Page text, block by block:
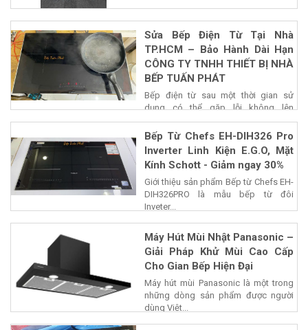
Sửa Bếp Điện Từ Tại Nhà
TP.HCM – Bảo Hành Dài Hạn
CÔNG TY TNHH THIẾT BỊ NHÀ
BẾP TUẤN PHÁT
Bếp điện từ sau một thời gian sử
dụng có thể gặp lỗi không lên
nguồn,...
Bếp Từ Chefs EH-DIH326 Pro
Inverter Linh Kiện E.G.O, Mặt
Kính Schott - Giảm ngay 30%
Giới thiệu sản phẩm Bếp từ Chefs EH-
DIH326PRO là mẫu bếp từ đôi
Inveter...
Máy Hút Mùi Nhật Panasonic –
Giải Pháp Khử Mùi Cao Cấp
Cho Gian Bếp Hiện Đại
Máy hút mùi Panasonic là một trong
những dòng sản phẩm được người
dùng Việt...